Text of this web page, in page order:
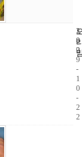
1
8
2
2
0
0
9
-
1
0
-
2
2